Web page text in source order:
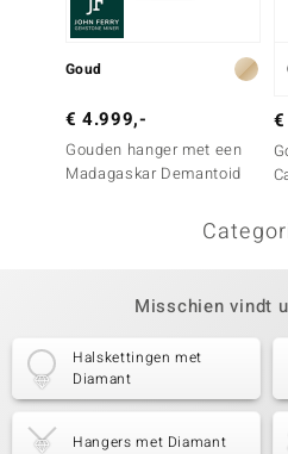
Goud
€ 4.999,-
Gouden hanger met een
Madagaskar Demantoid
Misschien vindt
Halskettingen met
Diamant
Hangers met Diamant